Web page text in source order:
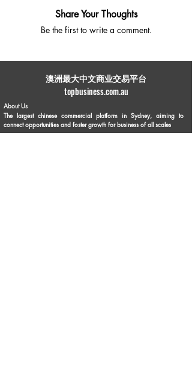
Share Your Thoughts
Be the first to write a comment.
​澳洲最大中文商业交易平台
topbusiness.com.au
About Us
The largest chinese commercial platform in Sydney, aiming to
connect opportunities and foster growth for business of all scales